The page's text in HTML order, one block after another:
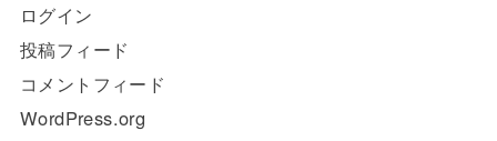
ログイン
投稿フィード
コメントフィード
WordPress.org